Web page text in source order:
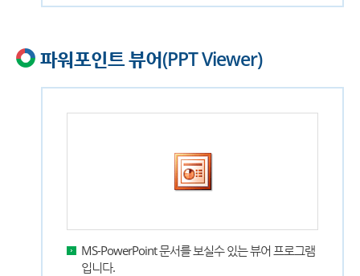
파워포인트 뷰어(PPT Viewer)
MS-PowerPoint 문서를 보실수 있는 뷰어 프로그램
입니다.